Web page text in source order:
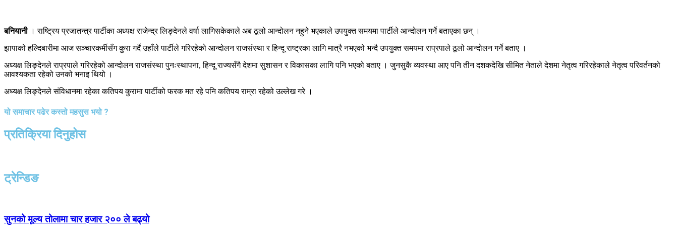
बनियानी। राष्ट्रिय प्रजातन्त्र पार्टीका अध्यक्ष राजेन्द्र लिङ्देनले वर्षा लागिसकेकाले अब ठूलो आन्दोलन नहुने भएकाले उपयुक्त समयमा पार्टीले आन्दोलन गर्ने बताएका छन् ।
झापाको हल्दिबारीमा आज सञ्चारकर्मीसँग कुरा गर्दै उहाँले पार्टीले गरिरहेको आन्दोलन राजसंस्था र हिन्दू राष्ट्रका लागि मात्रै नभएको भन्दै उपयुक्त समयमा राप्रपाले ठूलो आन्दोलन गर्ने बताए ।
अध्यक्ष लिङ्देनले राप्रपाले गरिरहेको आन्दोलन राजसंस्था पुनःस्थापना, हिन्दू राज्यसँगै देशमा सुशासन र विकासका लागि पनि भएको बताए । जुनसुकै व्यवस्था आए पनि तीन दशकदेखि सीमित नेताले देशमा नेतृत्व गरिरहेकाले नेतृत्व परिवर्तनको
आवश्यकता रहेको उनको भनाइ थियो ।
अध्यक्ष लिङ्देनले संविधानमा रहेका कतिपय कुरामा पार्टीको फरक मत रहे पनि कतिपय राम्रा रहेको उल्लेख गरे ।
यो समाचार पढेर कस्तो महसुस भयो ?
प्रतिक्रिया दिनुहोस
ट्रेन्डिङ
सुनको मूल्य तोलामा चार हजार २०० ले बढ्यो